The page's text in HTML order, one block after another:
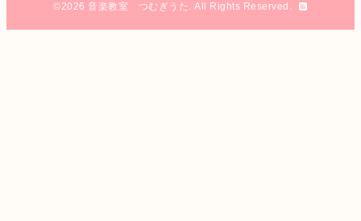
©2026音楽教室 つむぎうた. All Rights Reserved.